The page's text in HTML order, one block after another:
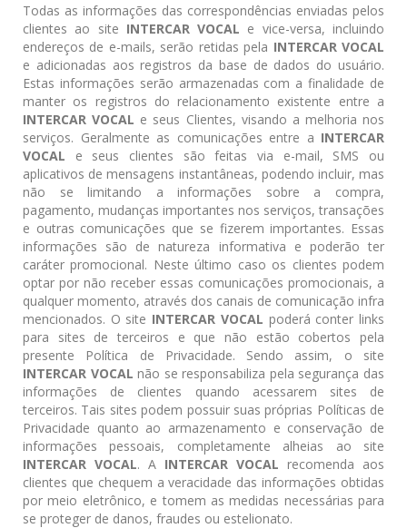
Todas as informações das correspondências enviadas pelos
clientes ao site INTERCAR VOCAL e vice-versa, incluindo
endereços de e-mails, serão retidas pela INTERCAR VOCAL
e adicionadas aos registros da base de dados do usuário.
Estas informações serão armazenadas com a finalidade de
manter os registros do relacionamento existente entre a
INTERCAR VOCAL e seus Clientes, visando a melhoria nos
serviços. Geralmente as comunicações entre a INTERCAR
VOCAL e seus clientes são feitas via e-mail, SMS ou
aplicativos de mensagens instantâneas, podendo incluir, mas
não se limitando a informações sobre a compra,
pagamento, mudanças importantes nos serviços, transações
e outras comunicações que se fizerem importantes. Essas
informações são de natureza informativa e poderão ter
caráter promocional. Neste último caso os clientes podem
optar por não receber essas comunicações promocionais, a
qualquer momento, através dos canais de comunicação infra
mencionados. O site INTERCAR VOCAL poderá conter links
para sites de terceiros e que não estão cobertos pela
presente Política de Privacidade. Sendo assim, o site
INTERCAR VOCAL não se responsabiliza pela segurança das
informações de clientes quando acessarem sites de
terceiros. Tais sites podem possuir suas próprias Políticas de
Privacidade quanto ao armazenamento e conservação de
informações pessoais, completamente alheias ao site
INTERCAR VOCAL. A INTERCAR VOCAL recomenda aos
clientes que chequem a veracidade das informações obtidas
por meio eletrônico, e tomem as medidas necessárias para
se proteger de danos, fraudes ou estelionato.